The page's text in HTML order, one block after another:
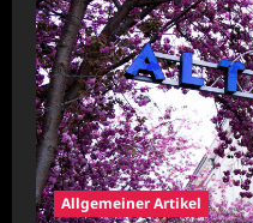
Allgemeiner Artikel